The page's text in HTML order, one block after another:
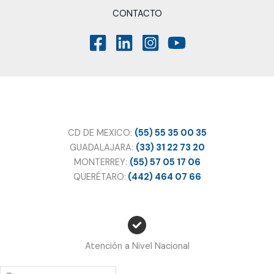
CONTACTO
CD DE MEXICO: (55) 55 35 00 35
GUADALAJARA: (33) 31 22 73 20
MONTERREY: (55) 57 05 17 06
QUERÉTARO: (442) 464 07 66
Atención a Nivel Nacional